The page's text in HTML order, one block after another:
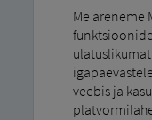
Me areneme
veebis ja